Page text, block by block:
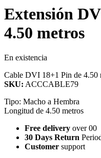
Extensión
4.50 metros
En existencia
Cable DVI 18+1 Pin de 4.50
SKU: ACCCABLE79
Tipo: Macho a Hembra
Longitud de 4.50 metros
Free delivery over 00
30 Days Return
Customer support